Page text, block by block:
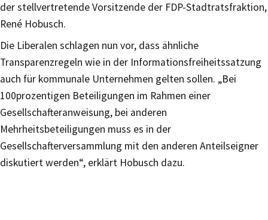
der stellvertretende Vorsitzende der FDP-Stadtratsfraktion,
René Hobusch.
Die Liberalen schlagen nun vor, dass ähnliche
Transparenzregeln wie in der Informationsfreiheitssatzung
auch für kommunale Unternehmen gelten sollen. „Bei
100prozentigen Beteiligungen im Rahmen einer
Gesellschafteranweisung, bei anderen
Mehrheitsbeteiligungen muss es in der
Gesellschafterversammlung mit den anderen Anteilseigner
diskutiert werden“, erklärt Hobusch dazu.